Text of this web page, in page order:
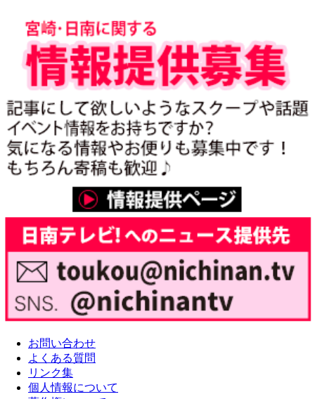
お問い合わせ
よくある質問
リンク集
個人情報について